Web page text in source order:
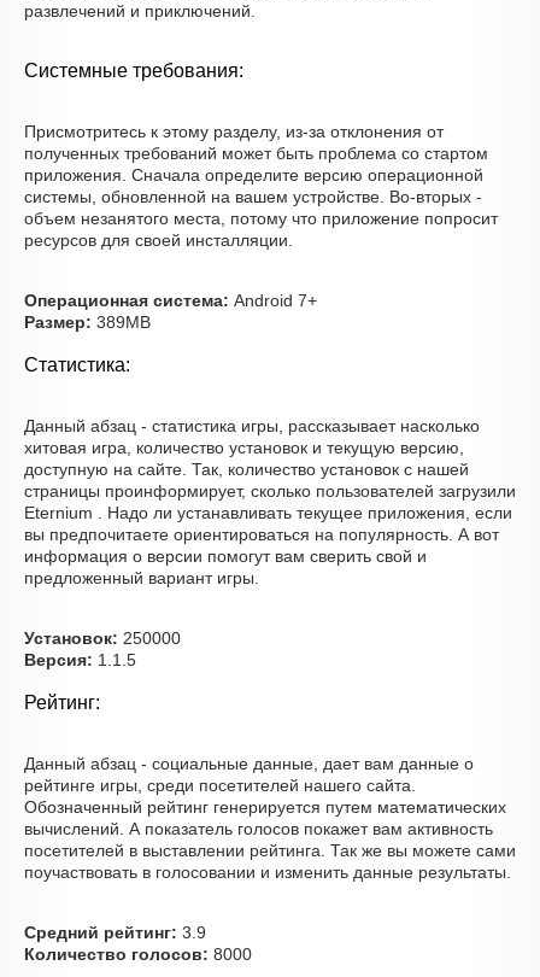
развлечений и приключений.
Системные требования:
Присмотритесь к этому разделу, из-за отклонения от
полученных требований может быть проблема со стартом
приложения. Сначала определите версию операционной
системы, обновленной на вашем устройстве. Во-вторых -
объем незанятого места, потому что приложение попросит
ресурсов для своей инсталляции.
Операционная система: Android 7+
Размер: 389MB
Статистика:
Данный абзац - статистика игры, рассказывает насколько
хитовая игра, количество установок и текущую версию,
доступную на сайте. Так, количество установок с нашей
страницы проинформирует, сколько пользователей загрузили
Eternium . Надо ли устанавливать текущее приложения, если
вы предпочитаете ориентироваться на популярность. А вот
информация о версии помогут вам сверить свой и
предложенный вариант игры.
Установок: 250000
Версия: 1.1.5
Рейтинг:
Данный абзац - социальные данные, дает вам данные о
рейтинге игры, среди посетителей нашего сайта.
Обозначенный рейтинг генерируется путем математических
вычислений. А показатель голосов покажет вам активность
посетителей в выставлении рейтинга. Так же вы можете сами
поучаствовать в голосовании и изменить данные результаты.
Средний рейтинг: 3.9
Количество голосов: 8000